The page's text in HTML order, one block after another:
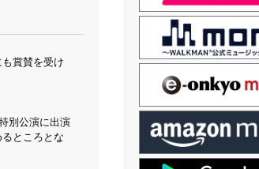
賞賛を受け
別公演に出演
ところとな